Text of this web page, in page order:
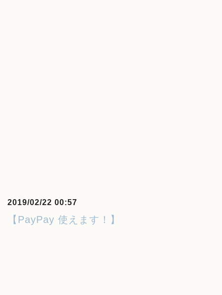
2019/02/22 00:57
【PayPay 使えます！】